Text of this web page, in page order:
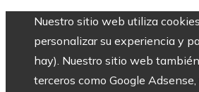
Nuestro sitio web utiliza
personalizar su experiencia y
hay). Nuestro sitio web
terceros como Google